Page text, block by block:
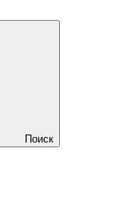
Поиск